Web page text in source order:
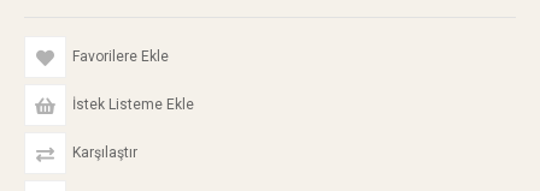
Favorilere Ekle
İstek Listeme Ekle
Karşılaştır